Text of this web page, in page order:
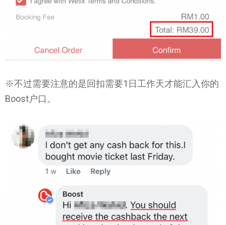
※不过需要注意的是回扣需要1日工作天才能汇入你的
Boost户口。